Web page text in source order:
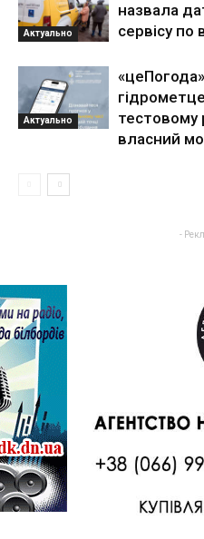
Актуально
назвала
сервісу по
Актуально
тестовому
власний
-